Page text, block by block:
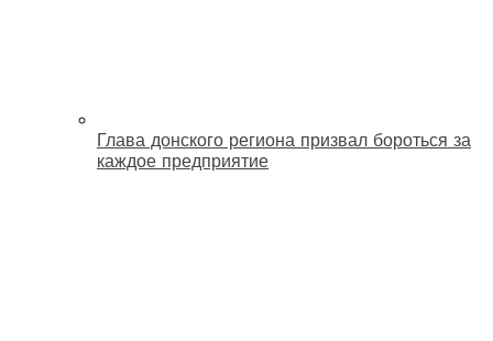
Глава донского региона призвал бороться за
каждое предприятие